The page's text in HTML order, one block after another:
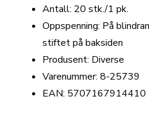
Antall: 20 stk./1 pk.
Oppspenning: På
stiftet på baksiden
Produsent: Diverse
Varenummer: 8-25739
EAN: 5707167914410